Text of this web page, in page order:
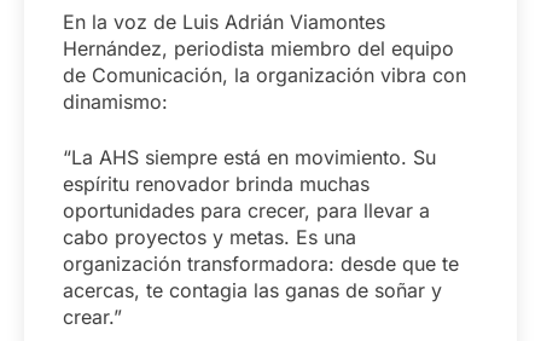
En la voz de Luis Adrián Viamontes
Hernández, periodista miembro del equipo
de Comunicación, la organización vibra con
dinamismo:
“La AHS siempre está en movimiento. Su
espíritu renovador brinda muchas
oportunidades para crecer, para llevar a
cabo proyectos y metas. Es una
organización transformadora: desde que te
acercas, te contagia las ganas de soñar y
crear.”